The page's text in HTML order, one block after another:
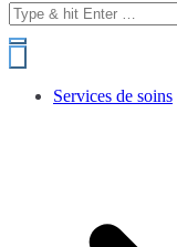
Search
for:
Services de soins